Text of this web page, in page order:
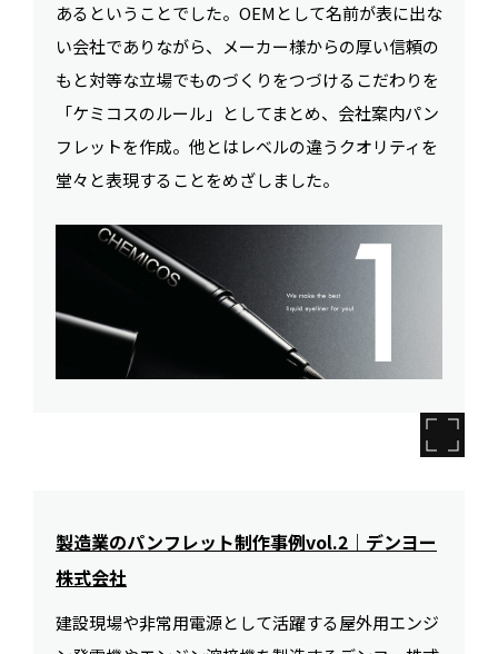
あるということでした。OEMとして名前が表に出な
い会社でありながら、メーカー様からの厚い信頼の
もと対等な立場でものづくりをつづけるこだわりを
「ケミコスのルール」としてまとめ、会社案内パン
フレットを作成。他とはレベルの違うクオリティを
堂々と表現することをめざしました。
製造業のパンフレット制作事例vol.2｜デンヨー
株式会社
建設現場や非常用電源として活躍する屋外用エンジ